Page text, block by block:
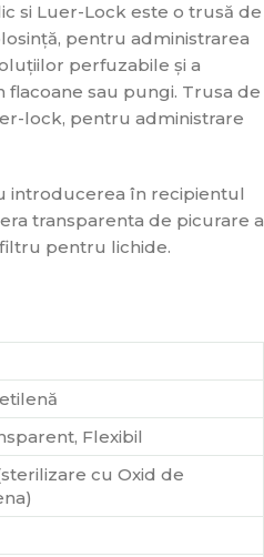
si Luer-Lock este o trusă de
pentru administrarea
perfuzabile și a
sau pungi. Trusa de
lock, pentru administrare
introducerea în recipientul
transparenta de picurare a
pentru lichide.
Flexibil
cu Oxid de